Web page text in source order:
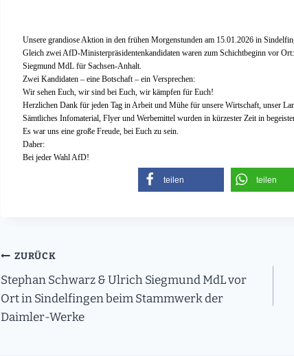
Unsere grandiose Aktion in den frühen Morgenstunden am 15.01.2026 in
Gleich zwei AfD-Ministerpräsidentenkandidaten waren zum Schichtbeginn vor
Siegmund MdL für Sachsen-Anhalt.
Zwei Kandidaten – eine Botschaft – ein Versprechen:
Wir sehen Euch, wir sind bei Euch, wir kämpfen für Euch!
Herzlichen Dank für jeden Tag in Arbeit und Mühe für unsere Wirtschaft, unser
Sämtliches Infomaterial, Flyer und Werbemittel wurden in kürzester Zeit in
Es war uns eine große Freude, bei Euch zu sein.
Daher:
Bei jeder Wahl AfD!
teilen teilen
Beitragsnavigation
ZURÜCK
Stephan Schwarz & Ulrich Siegmund MdL vor
Ort in Sindelfingen beim Stammwerk der
Daimler-Werke